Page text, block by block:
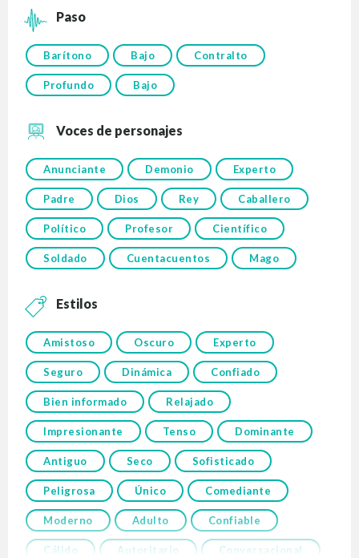
Paso
Barítono Bajo Contralto
Profundo Bajo
Voces de personajes
Anunciante Demonio Experto
Padre Dios Rey Caballero
Político Profesor Científico
Soldado Cuentacuentos Mago
Estilos
Amistoso Oscuro Experto
Seguro Dinámica Confiado
Bien informado Relajado
Impresionante Tenso Dominante
Antiguo Seco Sofisticado
Peligrosa Único Comediante
Moderno Adulto Confiable
Cálido Autoritario Conversacional